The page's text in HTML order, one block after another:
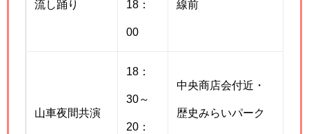
流し踊り 18：
00
線前
山車夜間共演
18：
30～
20：
中央商店会付近・
歴史みらいパーク